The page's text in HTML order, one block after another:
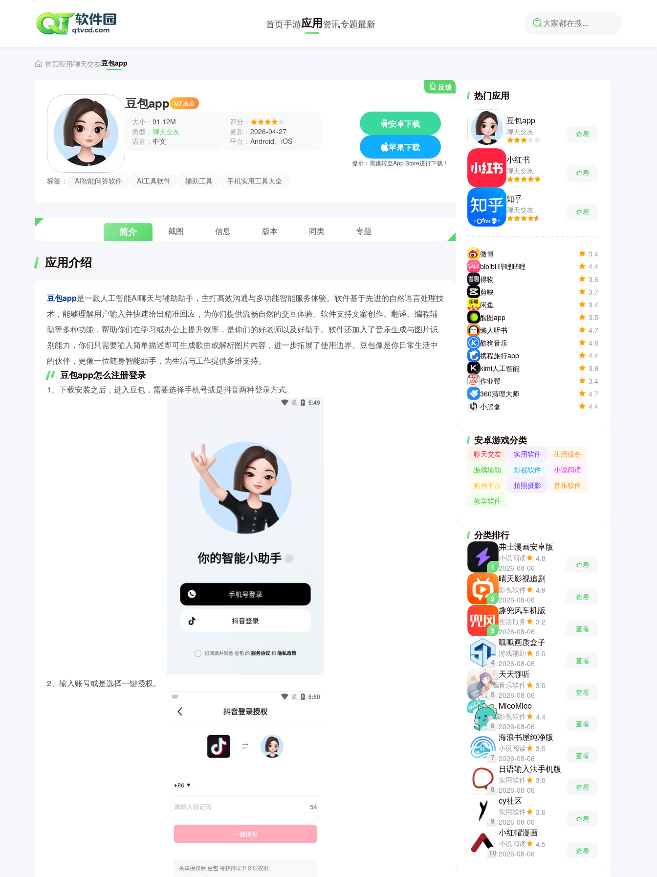
首页手游应用资讯专题最新
首页应用聊天交友豆包app
反馈
豆包app v7.6.0
大小： 91.12M
类型： 聊天交友
语言： 中文
评分：
更新： 2026-04-27
平台： Android、iOS
安卓下载
苹果下载
提示：需跳转至App Store进行下载！
标签： AI智能问答软件 AI工具软件 辅助工具 手机实用工具大全
简介 截图 信息 版本 同类 专题
应用介绍
豆包app是一款人工智能AI聊天与辅助助手，主打高效沟通与多功能智能服务体验。软件基于先进的自然语言处理技
术，能够理解用户输入并快速给出精准回应，为你们提供流畅自然的交互体验。软件支持文案创作、翻译、编程辅
助等多种功能，帮助你们在学习或办公上提升效率，是你们的好老师以及好助手。软件还加入了音乐生成与图片识
别能力，你们只需要输入简单描述即可生成歌曲或解析图片内容，进一步拓展了使用边界。豆包像是你日常生活中
的伙伴，更像一位随身智能助手，为生活与工作提供多维支持。
豆包app怎么注册登录
1、下载安装之后，进入豆包，需要选择手机号或是抖音两种登录方式。
2、输入账号或是选择一键授权。
热门应用
豆包app
聊天交友 查看
小红书
聊天交友 查看
知乎
聊天交友 查看
微博
3.4
bibibi 哔哩哔哩
4.4
得物
3.6
剪映
3.7
闲鱼
3.4
醒图app
3.5
懒人听书
4.7
酷狗音乐
4.8
携程旅行app
4.4
kimi人工智能
3.9
作业帮
3.4
360清理大师
4.7
小黑盒
4.4
安卓游戏分类
聊天交友 实用软件
生活服务
游戏辅助
影视软件
小说阅读
购物平台
拍照摄影
音乐软件
教学软件
分类排行
1
弗士漫画安卓版
小说阅读
4.8
2026-08-06
查看
2
晴天影视追剧
影视软件
4.9
2026-08-06
查看
3
趣兜风车机版
生活服务
3.2
2026-08-06
查看
4
呱呱画质盒子
游戏辅助
5.0
2026-08-06
查看
5
天天静听
音乐软件
3.0
2026-08-06
查看
6
MicoMico
影视软件
4.4
2026-08-06
查看
7
海浪书屋纯净版
小说阅读
3.5
2026-08-06
查看
8
日语输入法手机版
实用软件
3.0
2026-08-06
查看
9
cy社区
实用软件
3.6
2026-08-06
查看
10
小红帽漫画
小说阅读
4.5
2026-08-06
查看